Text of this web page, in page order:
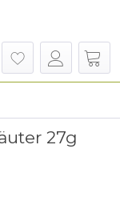
27g